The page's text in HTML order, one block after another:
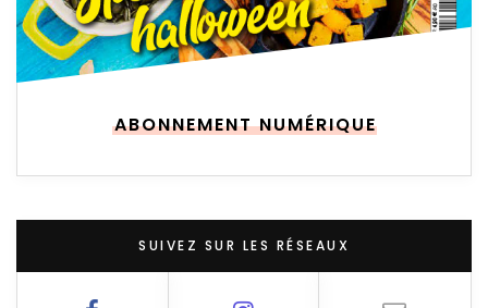
ABONNEMENT NUMÉRIQUE
SUIVEZ SUR LES RÉSEAUX